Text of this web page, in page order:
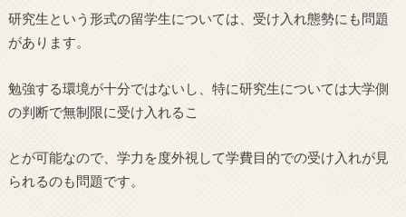
研究生という形式の留学生については、受け入れ態勢にも問題
があります。
勉強する環境が十分ではないし、特に研究生については大学側
の判断で無制限に受け入れるこ
とが可能なので、学力を度外視して学費目的での受け入れが見
られるのも問題です。